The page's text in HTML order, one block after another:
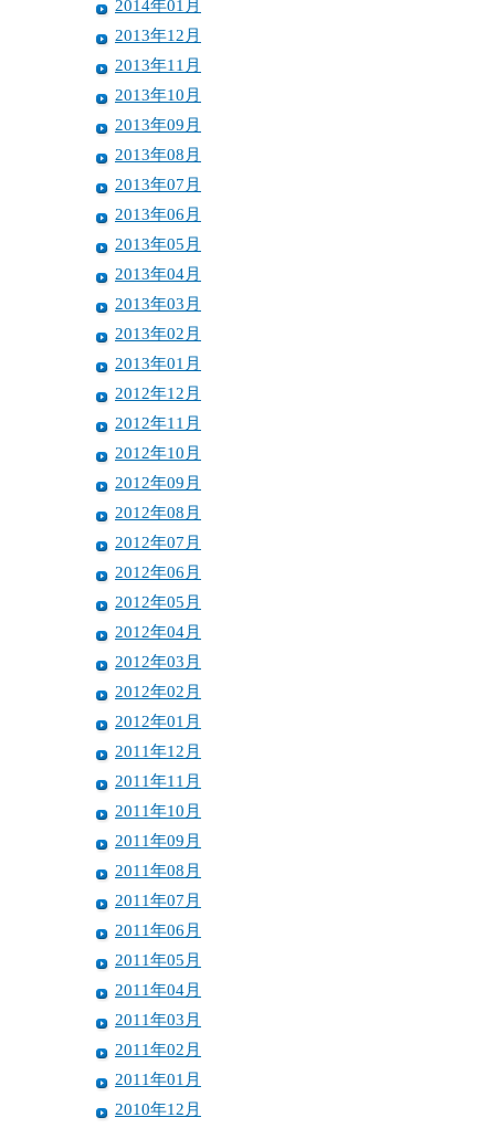
2014年01月
2013年12月
2013年11月
2013年10月
2013年09月
2013年08月
2013年07月
2013年06月
2013年05月
2013年04月
2013年03月
2013年02月
2013年01月
2012年12月
2012年11月
2012年10月
2012年09月
2012年08月
2012年07月
2012年06月
2012年05月
2012年04月
2012年03月
2012年02月
2012年01月
2011年12月
2011年11月
2011年10月
2011年09月
2011年08月
2011年07月
2011年06月
2011年05月
2011年04月
2011年03月
2011年02月
2011年01月
2010年12月